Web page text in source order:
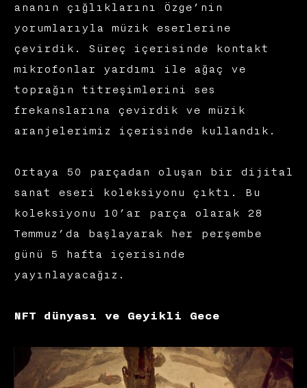
ananın çığlıklarını Özge’nin
yorumlarıyla müzik eserlerine
çevirdik. Süreç içerisinde kontakt
mikrofonlar yardımı ile ağaç ve
toprağın titreşimlerini ses
frekanslarına çevirdik ve müzik
aranjelerimiz içerisinde kullandık.
Ortaya 50 parçadan oluşan bir dijital
sanat eseri koleksiyonu çıktı. Bu
koleksiyonu 10’ar parça olarak 28
Temmuz’da başlayarak her perşembe
günü 5 hafta içerisinde
yayınlayacağız.
NFT dünyası ve Geyikli Gece